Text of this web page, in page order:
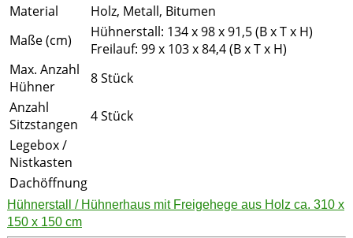
Material
Holz, Metall, Bitumen
Maße (cm)
Hühnerstall: 134 x 98 x 91,5 (B x T x H)
Freilauf: 99 x 103 x 84,4 (B x T x H)
Max. Anzahl
Hühner
8 Stück
Anzahl
Sitzstangen
4 Stück
Legebox /
Nistkasten
Dachöffnung
Hühnerstall / Hühnerhaus mit Freigehege aus Holz ca. 310 x
150 x 150 cm